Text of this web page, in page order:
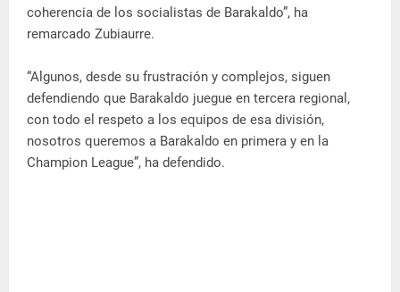
coherencia de los socialistas de Barakaldo”, ha
remarcado Zubiaurre.
“Algunos, desde su frustración y complejos, siguen
defendiendo que Barakaldo juegue en tercera regional,
con todo el respeto a los equipos de esa división,
nosotros queremos a Barakaldo en primera y en la
Champion League”, ha defendido.